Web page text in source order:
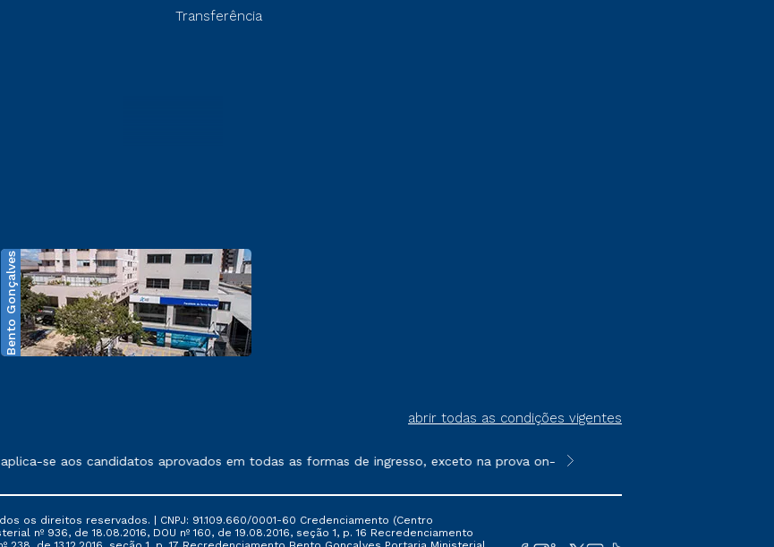
Transferência
Bento Gonçalves
abrir todas as condições vigentes
no contrato de prestação de serviços.
se aos candidatos aprovados em todas as formas de ingresso, exceto na prova on-line ou agendada, que ofertam
**Semipresencial é um formato do
os direitos reservados. | CNPJ: 91.109.660/0001-60 Credenciamento (Centro
nº 936, de 18.08.2016, DOU nº 160, de 19.08.2016, seção 1, p. 16 Recredenciamento